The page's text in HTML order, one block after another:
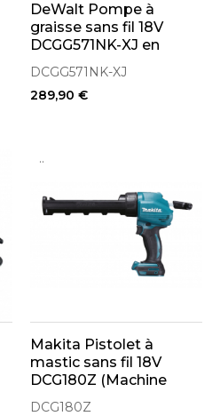
DeWalt Pompe à
graisse sans fil 18V
DCGG571NK-XJ en
coffret sans batterie
DCGG571NK-XJ
289,90 €
..
Makita Pistolet à
mastic sans fil 18V
DCG180Z (Machine
seule)
DCG180Z